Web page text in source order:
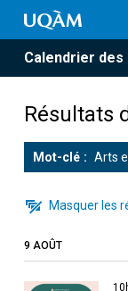
Calendrier
Résultats
Mot-clé Arts
Masquer les
9 AOÛT